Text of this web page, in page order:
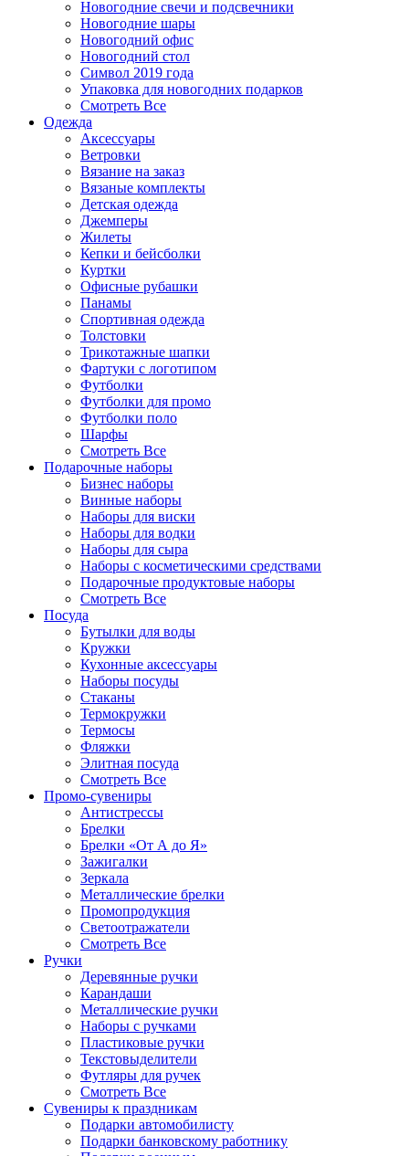
Новогодние свечи и подсвечники
Новогодние шары
Новогодний офис
Новогодний стол
Символ 2019 года
Упаковка для новогодних подарков
Смотреть Все
Одежда
Аксессуары
Ветровки
Вязание на заказ
Вязаные комплекты
Детская одежда
Джемперы
Жилеты
Кепки и бейсболки
Куртки
Офисные рубашки
Панамы
Спортивная одежда
Толстовки
Трикотажные шапки
Фартуки с логотипом
Футболки
Футболки для промо
Футболки поло
Шарфы
Смотреть Все
Подарочные наборы
Бизнес наборы
Винные наборы
Наборы для виски
Наборы для водки
Наборы для сыра
Наборы с косметическими средствами
Подарочные продуктовые наборы
Смотреть Все
Посуда
Бутылки для воды
Кружки
Кухонные аксессуары
Наборы посуды
Стаканы
Термокружки
Термосы
Фляжки
Элитная посуда
Смотреть Все
Промо-сувениры
Антистрессы
Брелки
Брелки «От А до Я»
Зажигалки
Зеркала
Металлические брелки
Промопродукция
Светоотражатели
Смотреть Все
Ручки
Деревянные ручки
Карандаши
Металлические ручки
Наборы с ручками
Пластиковые ручки
Текстовыделители
Футляры для ручек
Смотреть Все
Сувениры к праздникам
Подарки автомобилисту
Подарки банковскому работнику